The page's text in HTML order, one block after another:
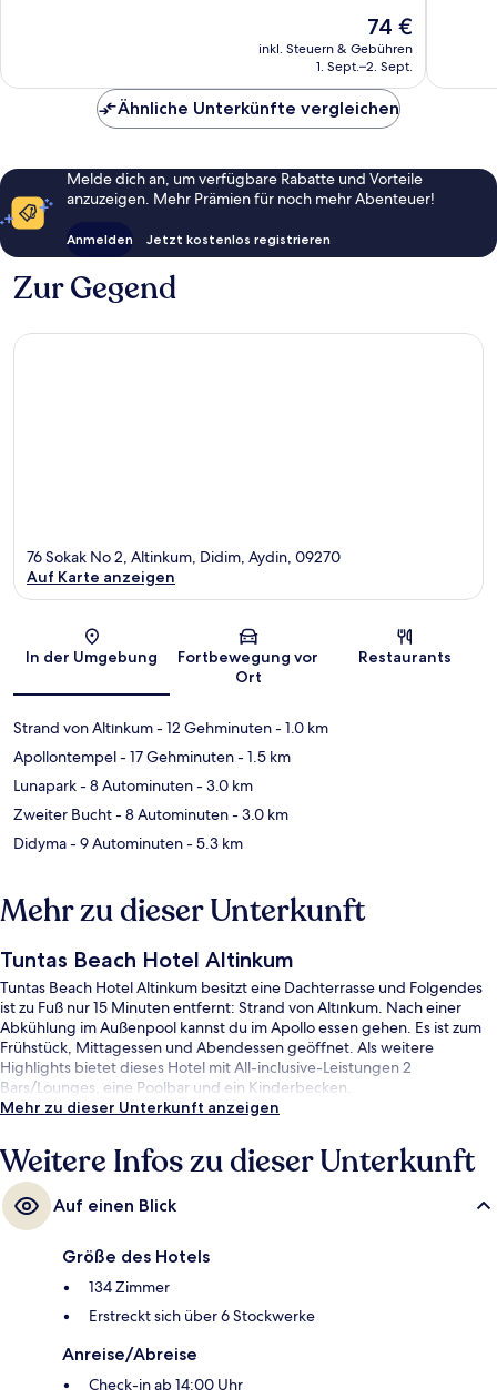
Der
Preis
beträgt
74 €
inkl. Steuern & Gebühren
1. Sept.–2. Sept.
Ähnliche Unterkünfte vergleichen
Melde dich an, um verfügbare Rabatte und Vorteile
anzuzeigen. Mehr Prämien für noch mehr Abenteuer!
Anmelden Jetzt kostenlos registrieren
Zur Gegend
Karte
76 Sokak No 2, Altinkum, Didim, Aydin, 09270
Auf Karte anzeigen
In der Umgebung
Fortbewegung vor
Ort
Restaurants
Strand von Altınkum- 12 Gehminuten- 1.0 km
Apollontempel- 17 Gehminuten- 1.5 km
Lunapark- 8 Autominuten- 3.0 km
Zweiter Bucht- 8 Autominuten- 3.0 km
Didyma- 9 Autominuten- 5.3 km
Mehr zu dieser Unterkunft
Tuntas Beach Hotel Altinkum
Tuntas Beach Hotel Altinkum besitzt eine Dachterrasse und Folgendes
ist zu Fuß nur 15 Minuten entfernt: Strand von Altınkum. Nach einer
Abkühlung im Außenpool kannst du im Apollo essen gehen. Es ist zum
Frühstück, Mittagessen und Abendessen geöffnet. Als weitere
Highlights bietet dieses Hotel mit All-inclusive-Leistungen 2
Bars/Lounges, eine Poolbar und ein Kinderbecken.
Mehr zu dieser Unterkunft anzeigen
Weitere Infos zu dieser Unterkunft
Auf einen Blick
Größe des Hotels
134 Zimmer
Erstreckt sich über 6 Stockwerke
Anreise/Abreise
Check-in ab 14:00 Uhr